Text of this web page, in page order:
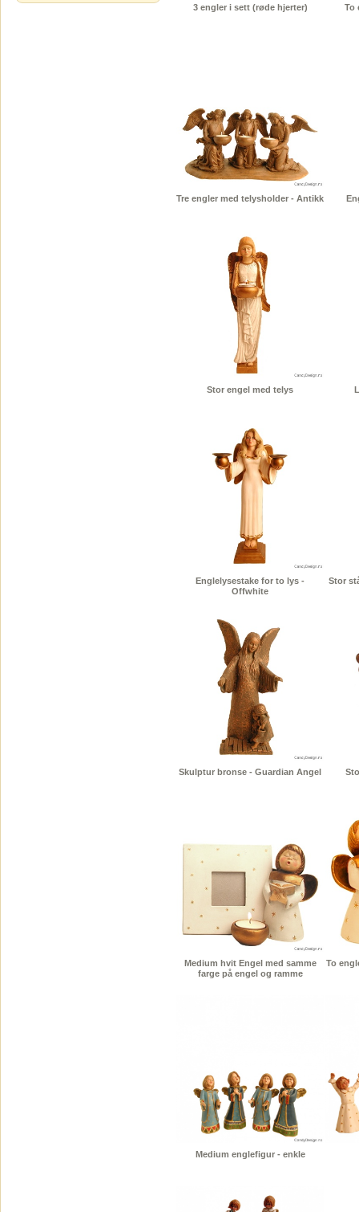
3 engler i sett (røde hjerter) To
Tre engler med telysholder - Antikk
Stor engel med telys
Englelysestake for to lys -
Offwhite
Stor
Skulptur bronse - Guardian Angel
Medium hvit Engel med samme
farge på engel og ramme
To
Medium englefigur - enkle